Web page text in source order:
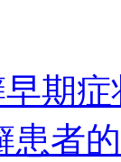
期
患者